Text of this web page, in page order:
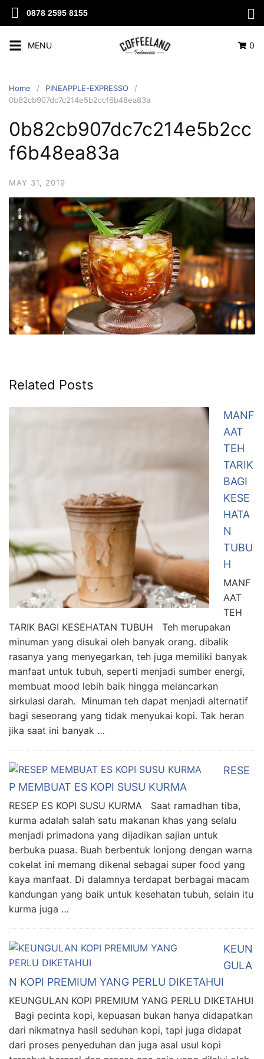
0878 2595 8155
MENU 0
Home
PINEAPPLE-EXPRESSO
0b82cb907dc7c214e5b2ccf6b48ea83a
0b82cb907dc7c214e5b2cc
f6b48ea83a
MAY 31, 2019
Related Posts
MANF
AAT
TEH
TARIK
BAGI
KESE
HATA
N
TUBU
H
MANF
AAT
TEH
TARIK BAGI KESEHATAN TUBUH Teh merupakan
minuman yang disukai oleh banyak orang. dibalik
rasanya yang menyegarkan, teh juga memiliki banyak
manfaat untuk tubuh, seperti menjadi sumber energi,
membuat mood lebih baik hingga melancarkan
sirkulasi darah. Minuman teh dapat menjadi alternatif
bagi seseorang yang tidak menyukai kopi. Tak heran
jika saat ini banyak …
RESE
P MEMBUAT ES KOPI SUSU KURMA
RESEP ES KOPI SUSU KURMA Saat ramadhan tiba,
kurma adalah salah satu makanan khas yang selalu
menjadi primadona yang dijadikan sajian untuk
berbuka puasa. Buah berbentuk lonjong dengan warna
cokelat ini memang dikenal sebagai super food yang
kaya manfaat. Di dalamnya terdapat berbagai macam
kandungan yang baik untuk kesehatan tubuh, selain itu
kurma juga …
KEUN
GULA
N KOPI PREMIUM YANG PERLU DIKETAHUI
KEUNGULAN KOPI PREMIUM YANG PERLU DIKETAHUI
Bagi pecinta kopi, kepuasan bukan hanya didapatkan
dari nikmatnya hasil seduhan kopi, tapi juga didapat
dari proses penyeduhan dan juga asal usul kopi